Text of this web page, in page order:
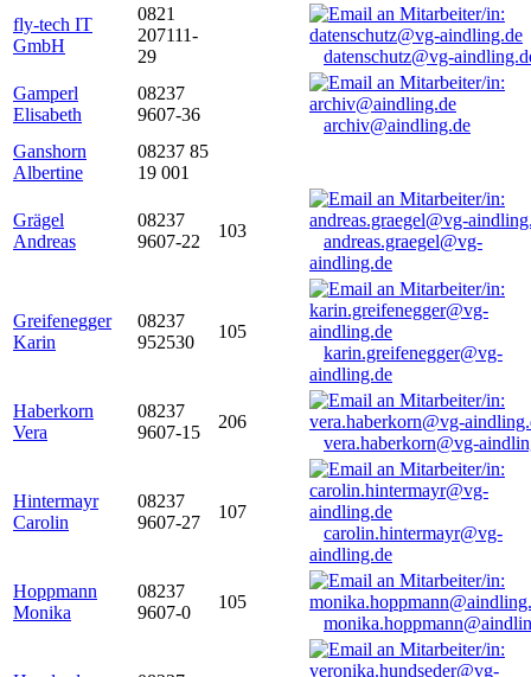
fly-tech IT
GmbH
0821
207111-
29
datenschutz@vg-
Gamperl
Elisabeth
08237
9607-36
archiv@aindling.de
Ganshorn
Albertine
08237 85
19 001
Grägel
Andreas
08237
9607-22
103
andreas.graegel@vg-
aindling.de
Greifenegger
Karin
08237
952530
105
karin.greifenegger@vg-
aindling.de
Haberkorn
Vera
08237
9607-15
206
vera.haberkorn@vg-
Hintermayr
Carolin
08237
9607-27
107
carolin.hintermayr@vg-
aindling.de
Hoppmann
Monika
08237
9607-0
105